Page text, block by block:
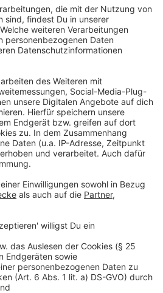
herausragender
der in Münster schon jetzt
Für Lob, Preis und Dank
zusammenarbeiten
Stefan Weber, auf dem Foto
direkt in das höchste
zu werden, verdient
und Respekt. Markus Lewes
die des Repräsentanten
bei allen inhaltlichen